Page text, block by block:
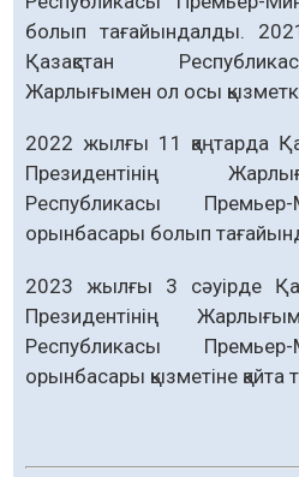
болып тағайындалды.
Қазақстан
Жарлығымен ол осы
2022 жылғы 11 қаңтарда
Президентінің
Республикасы Премьер-
орынбасары болып
2023 жылғы 3 сәуірде
Президентінің
Республикасы Премьер-
орынбасары қызметіне